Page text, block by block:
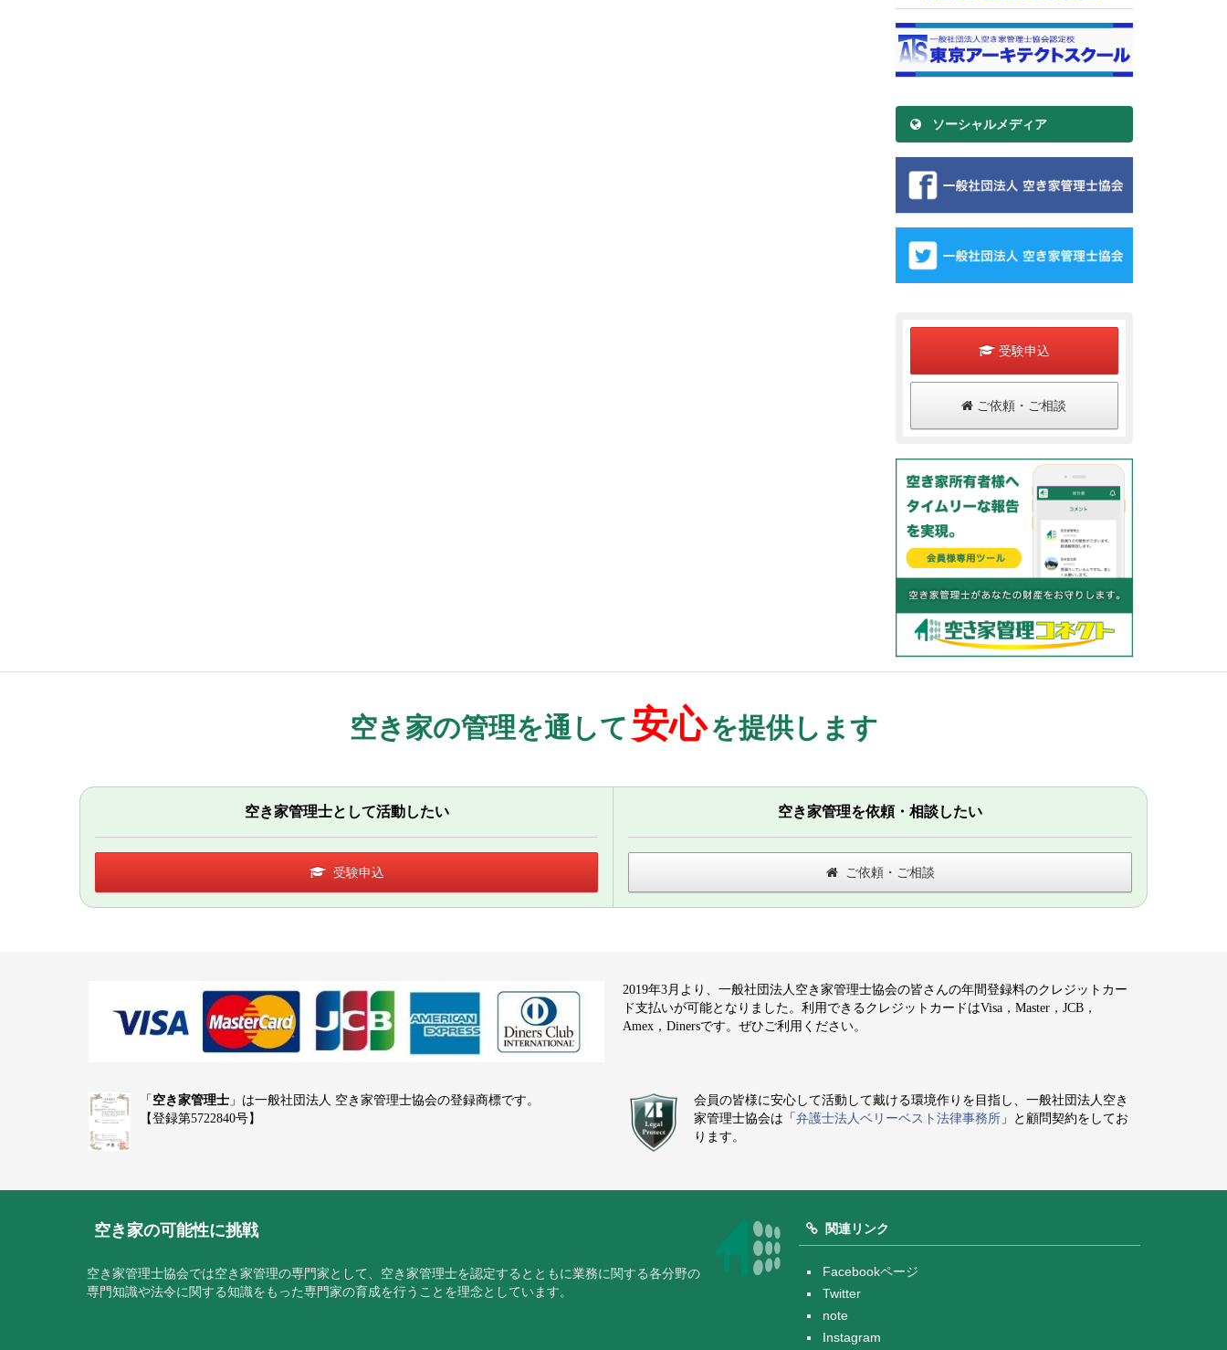
ソーシャルメディア
受験申込
ご依頼・ご相談
空き家の管理を通して安心を提供します
空き家管理士として活動したい
受験申込
空き家管理を依頼・相談したい
ご依頼・ご相談
2019年3月より、一般社団法人空き家管理士協会の皆さんの年間登録料のクレジットカー
ド支払いが可能となりました。利用できるクレジットカードはVisa，Master，JCB，
Amex，Dinersです。ぜひご利用ください。
「 空き家管理士 」は一般社団法人 空き家管理士協会の登録商標です。
【登録第5722840号】
会員の皆様に安心して活動して戴ける環境作りを目指し、一般社団法人空き
家管理士協会は「 弁護士法人ベリーベスト法律事務所 」と顧問契約をしてお
ります。
空き家の可能性に挑戦
空き家管理士協会では空き家管理の専門家として、空き家管理士を認定するとともに業務に関する各分野の
専門知識や法令に関する知識をもった専門家の育成を行うことを理念としています。
関連リンク
Facebookページ
Twitter
note
Instagram